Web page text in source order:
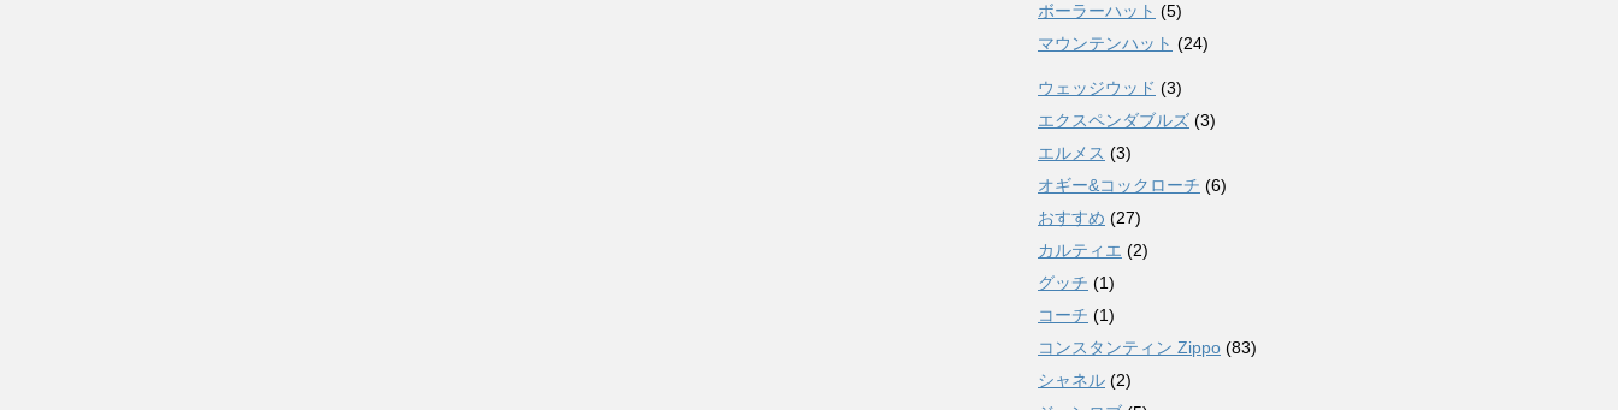
ボーラーハット (5)
マウンテンハット (24)
ウェッジウッド (3)
エクスペンダブルズ (3)
エルメス (3)
オギー&コックローチ (6)
おすすめ (27)
カルティエ (2)
グッチ (1)
コーチ (1)
コンスタンティン Zippo (83)
シャネル (2)